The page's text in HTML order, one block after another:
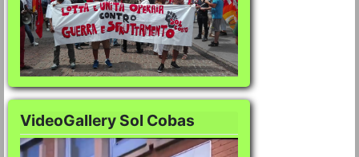
VideoGallery Sol Cobas
VideoGallery Sol